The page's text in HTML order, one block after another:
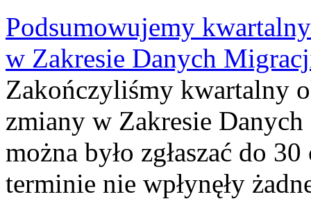
Podsumowujemy
w Zakresie Danych
Zakończyliśmy kwartalny
zmiany w Zakresie
można było zgłaszać do
terminie nie wpłynęły